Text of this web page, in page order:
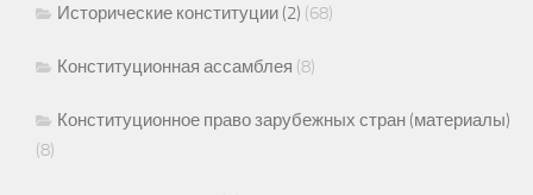
Исторические конституции (2) (68)
Конституционная ассамблея (8)
Конституционное право зарубежных стран (материалы)
(8)